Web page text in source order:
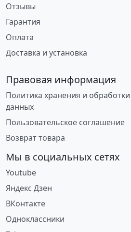
Отзывы
Гарантия
Оплата
Доставка и установка
Правовая информация
Политика хранения и
данных
Пользовательское соглашение
Возврат товара
Мы в социальных сетях
Youtube
Яндекс Дзен
ВКонтакте
Одноклассники